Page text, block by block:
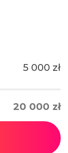
5 000 zł
20 000 zł